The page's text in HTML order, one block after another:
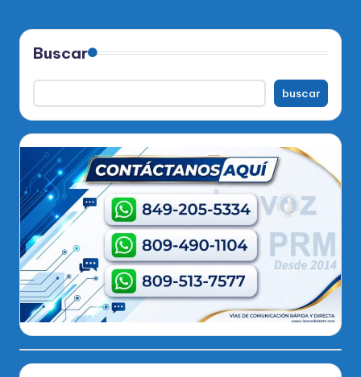
Buscar
buscar